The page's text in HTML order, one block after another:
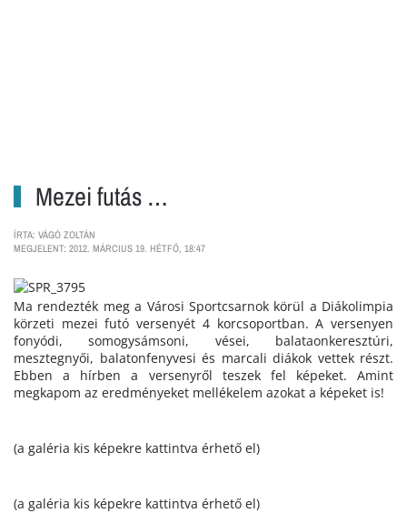
Mezei futás …
ÍRTA: VÁGÓ ZOLTÁN
MEGJELENT: 2012. MÁRCIUS 19. HÉTFŐ, 18:47
Ma rendezték meg a Városi Sportcsarnok körül a Diákolimpia
körzeti mezei futó versenyét 4 korcsoportban. A versenyen
fonyódi, somogysámsoni, vései, balataonkeresztúri,
mesztegnyői, balatonfenyvesi és marcali diákok vettek részt.
Ebben a hírben a versenyről teszek fel képeket. Amint
megkapom az eredményeket mellékelem azokat a képeket is!
(a galéria kis képekre kattintva érhető el)
(a galéria kis képekre kattintva érhető el)